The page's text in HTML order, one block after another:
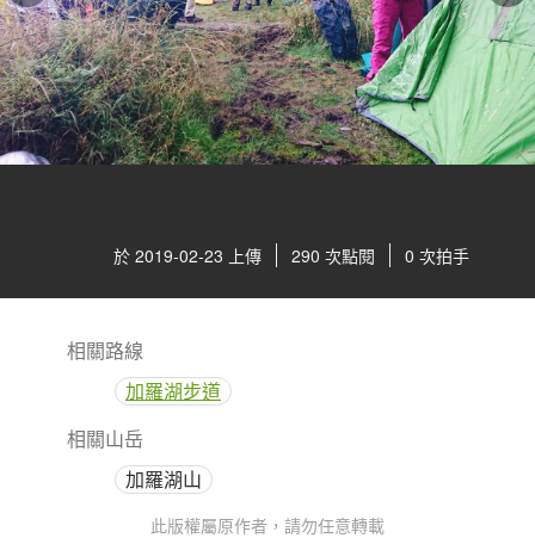
於 2019-02-23 上傳 290 次點閱 0 次拍手
相關路線
加羅湖步道
相關山岳
加羅湖山
此版權屬原作者，請勿任意轉載